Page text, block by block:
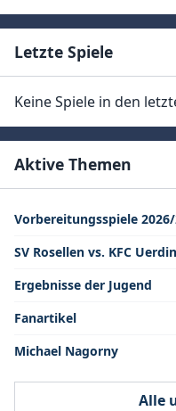
Letzte Spiele
Keine Spiele in den
Aktive Themen
Vorbereitungsspiele
SV Rosellen vs. KFC
Ergebnisse der Jugend
Fanartikel
Michael Nagorny
Alle